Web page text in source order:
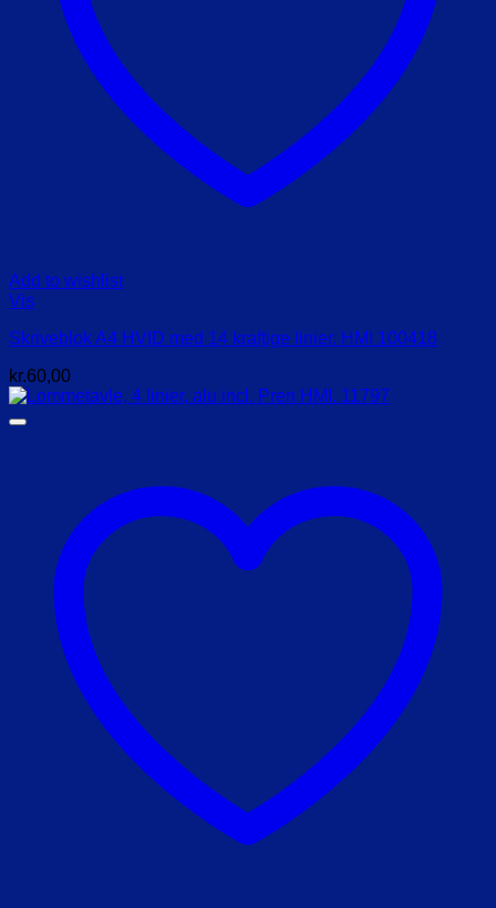
Add to wishlist
Vis
Skriveblok A4 HVID med 14 kraftige linier. HMI 100418
kr.60,00